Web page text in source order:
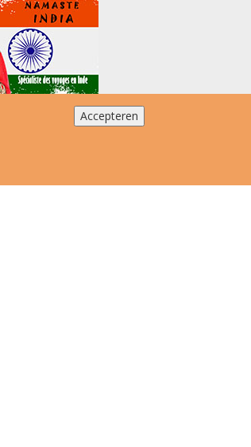
date que vous
Accepteren